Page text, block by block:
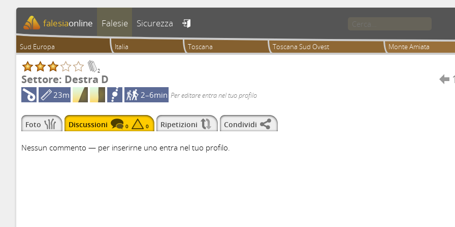
falesiaonline Falesie Sicurezza 
Sud Europa Italia Toscana Toscana Sud Ovest Monte Amiata
2
Settore: Destra D 
23m 2–6min Per editare entra nel tuo profilo
Foto Discussioni 0 0 Ripetizioni Condividi
Nessun commento — per inserirne uno entra nel tuo profilo.